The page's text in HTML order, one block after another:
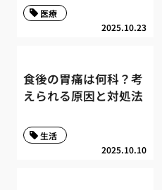
2025.10.23
医療
食後の胃痛は何科？考
えられる原因と対処法
2025.10.10
生活